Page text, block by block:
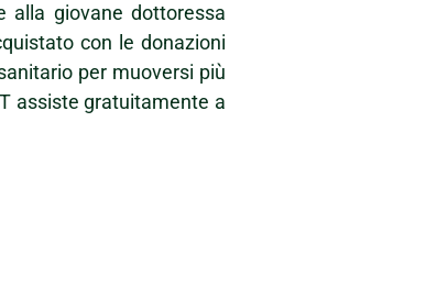
alla giovane dottoressa
con le donazioni
per muoversi più
assiste gratuitamente a